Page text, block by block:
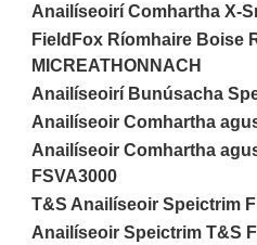
Anailíseoirí Comhartha X-
FieldFox Ríomhaire Boise
MICREATHONNACH
Anailíseoirí Bunúsacha
Anailíseoir Comhartha
Anailíseoir Comhartha
FSVA3000
T&S Anailíseoir Speictrim
Anailíseoir Speictrim T&S